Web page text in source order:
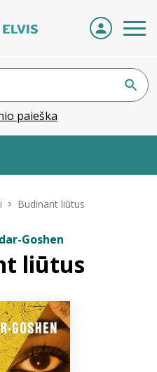
paieška
Budinant liūtus
Goshen
liūtus